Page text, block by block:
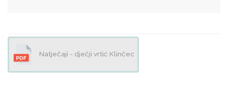
Natječaji - dječji vrtić Klinčec